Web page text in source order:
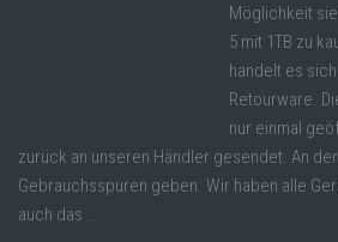
Möglichkeit
5 mit 1TB zu
handelt es
Retourware.
nur einmal
zurück an unseren Händler gesendet. An
Gebrauchsspuren geben. Wir haben alle
auch das ...